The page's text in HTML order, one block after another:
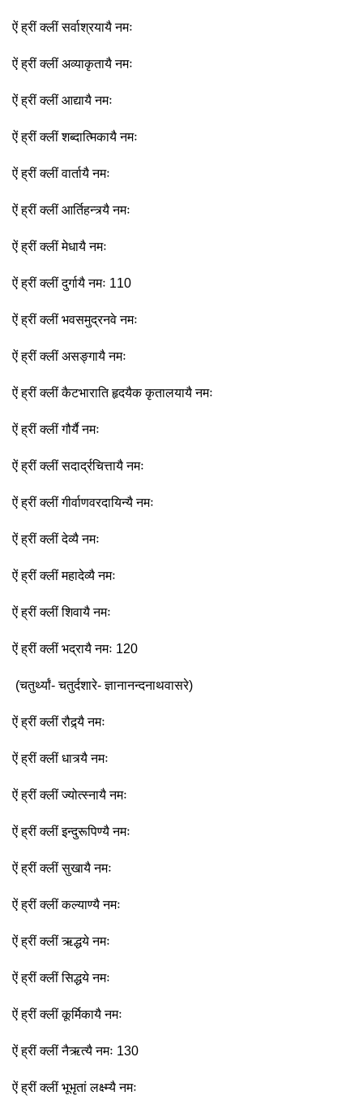
ऐं ह्रीं क्लीं सर्वाश्रयायै नमः
ऐं ह्रीं क्लीं अव्याकृतायै नमः
ऐं ह्रीं क्लीं आद्यायै नमः
ऐं ह्रीं क्लीं शब्दात्मिकायै नमः
ऐं ह्रीं क्लीं वार्तायै नमः
ऐं ह्रीं क्लीं आर्तिहन्त्र्यै नमः
ऐं ह्रीं क्लीं मेधायै नमः
ऐं ह्रीं क्लीं दुर्गायै नमः 110
ऐं ह्रीं क्लीं भवसमुद्रनवे नमः
ऐं ह्रीं क्लीं असङ्गायै नमः
ऐं ह्रीं क्लीं कैटभाराति हृदयैक कृतालयायै नमः
ऐं ह्रीं क्लीं गौर्यै नमः
ऐं ह्रीं क्लीं सदार्द्रचित्तायै नमः
ऐं ह्रीं क्लीं गीर्वाणवरदायिन्यै नमः
ऐं ह्रीं क्लीं देव्यै नमः
ऐं ह्रीं क्लीं महादेव्यै नमः
ऐं ह्रीं क्लीं शिवायै नमः
ऐं ह्रीं क्लीं भद्रायै नमः 120
(चतुर्थ्यां- चतुर्दशारे- ज्ञानानन्दनाथवासरे)
ऐं ह्रीं क्लीं रौद्र्यै नमः
ऐं ह्रीं क्लीं धात्र्यै नमः
ऐं ह्रीं क्लीं ज्योत्स्नायै नमः
ऐं ह्रीं क्लीं इन्दुरूपिण्यै नमः
ऐं ह्रीं क्लीं सुखायै नमः
ऐं ह्रीं क्लीं कल्याण्यै नमः
ऐं ह्रीं क्लीं ऋद्धये नमः
ऐं ह्रीं क्लीं सिद्धये नमः
ऐं ह्रीं क्लीं कूर्मिकायै नमः
ऐं ह्रीं क्लीं नैऋत्यै नमः 130
ऐं ह्रीं क्लीं भूभृतां लक्ष्म्यै नमः